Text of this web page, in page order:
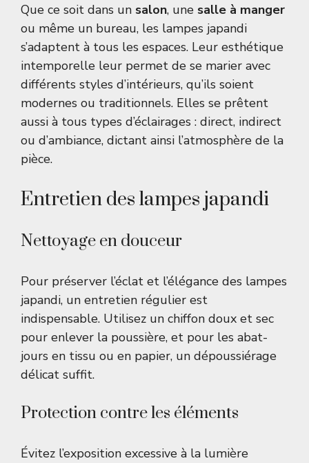
Que ce soit dans un salon, une salle à manger
ou même un bureau, les lampes japandi
s’adaptent à tous les espaces. Leur esthétique
intemporelle leur permet de se marier avec
différents styles d’intérieurs, qu’ils soient
modernes ou traditionnels. Elles se prêtent
aussi à tous types d’éclairages : direct, indirect
ou d’ambiance, dictant ainsi l’atmosphère de la
pièce.
Entretien des lampes japandi
Nettoyage en douceur
Pour préserver l’éclat et l’élégance des lampes
japandi, un entretien régulier est
indispensable. Utilisez un chiffon doux et sec
pour enlever la poussière, et pour les abat-
jours en tissu ou en papier, un dépoussiérage
délicat suffit.
Protection contre les éléments
Évitez l’exposition excessive à la lumière